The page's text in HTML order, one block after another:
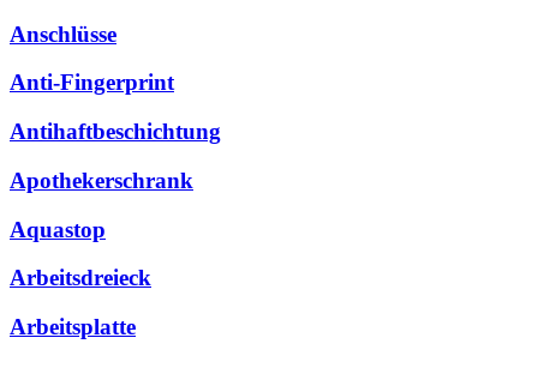
Anschlüsse
Anti-Fingerprint
Antihaftbeschichtung
Apothekerschrank
Aquastop
Arbeitsdreieck
Arbeitsplatte